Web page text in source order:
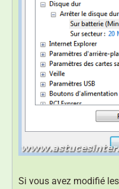
Si vous avez modifié